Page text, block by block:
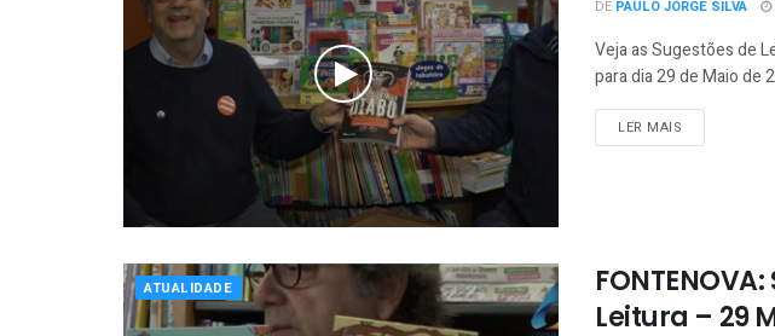
DE PAULO JORGE SILVA
Veja as Sugestões de
para dia 29 de Maio de
LER MAIS
ATUALIDADE
Leitura – 29